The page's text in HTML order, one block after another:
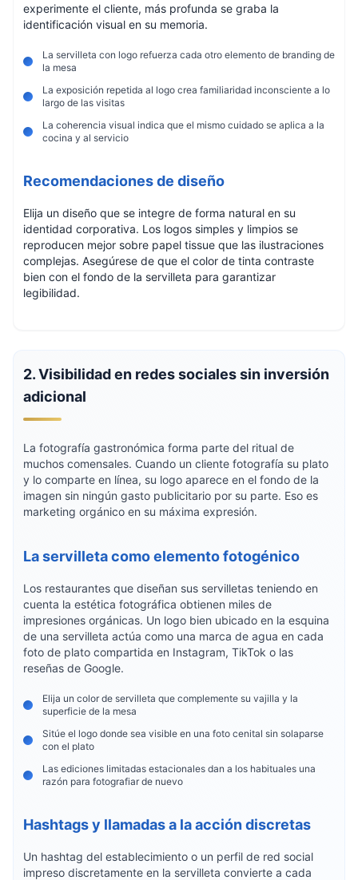
experimente el cliente, más profunda se graba la
identificación visual en su memoria.
La servilleta con logo refuerza cada otro elemento de branding de
la mesa
La exposición repetida al logo crea familiaridad inconsciente a lo
largo de las visitas
La coherencia visual indica que el mismo cuidado se aplica a la
cocina y al servicio
Recomendaciones de diseño
Elija un diseño que se integre de forma natural en su
identidad corporativa. Los logos simples y limpios se
reproducen mejor sobre papel tissue que las ilustraciones
complejas. Asegúrese de que el color de tinta contraste
bien con el fondo de la servilleta para garantizar
legibilidad.
2. Visibilidad en redes sociales sin inversión
adicional
La fotografía gastronómica forma parte del ritual de
muchos comensales. Cuando un cliente fotografía su plato
y lo comparte en línea, su logo aparece en el fondo de la
imagen sin ningún gasto publicitario por su parte. Eso es
marketing orgánico en su máxima expresión.
La servilleta como elemento fotogénico
Los restaurantes que diseñan sus servilletas teniendo en
cuenta la estética fotográfica obtienen miles de
impresiones orgánicas. Un logo bien ubicado en la esquina
de una servilleta actúa como una marca de agua en cada
foto de plato compartida en Instagram, TikTok o las
reseñas de Google.
Elija un color de servilleta que complemente su vajilla y la
superficie de la mesa
Sitúe el logo donde sea visible en una foto cenital sin solaparse
con el plato
Las ediciones limitadas estacionales dan a los habituales una
razón para fotografiar de nuevo
Hashtags y llamadas a la acción discretas
Un hashtag del establecimiento o un perfil de red social
impreso discretamente en la servilleta convierte a cada